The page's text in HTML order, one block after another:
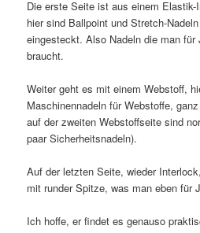
Die erste Seite ist aus einem
hier sind Ballpoint und Stretch-
eingesteckt. Also Nadeln die man
braucht.
Weiter geht es mit einem Webstoff,
Maschinennadeln für Webstoffe,
auf der zweiten Webstoffseite sind
paar Sicherheitsnadeln).
Auf der letzten Seite, wieder
mit runder Spitze, was man eben für
Ich hoffe, er findet es genauso